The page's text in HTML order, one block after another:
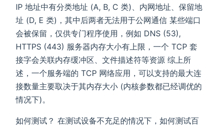
IP 地址中有分类地址 (A, B, C 类)、内网地址、保留地
址 (D, E 类)，其中后两者无法用于公网通信 某些端口
会被保留，仅供专门程序使用，例如 DNS (53),
HTTPS (443) 服务器内存大小有上限，一个 TCP 套
接字会关联内存缓冲区、文件描述符等资源 综上所
述，一个服务端的 TCP 网络应用，可以支持的最大连
接数量主要取决于其内存大小 (内核参数都已经调优的
情况下)。
如何测试？ 在测试设备不充足的情况下，如何测试百